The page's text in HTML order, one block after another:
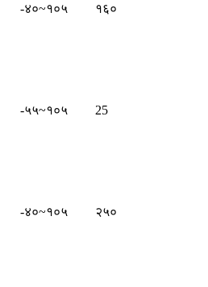
-४०~१०५ १६०
-५५~१०५ 25
-४०~१०५ २५०